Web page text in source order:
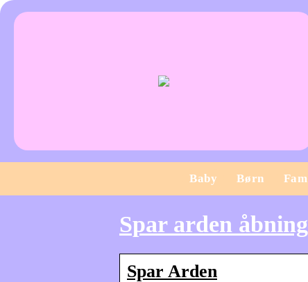
Baby Børn
Spar arden
Spar Arden